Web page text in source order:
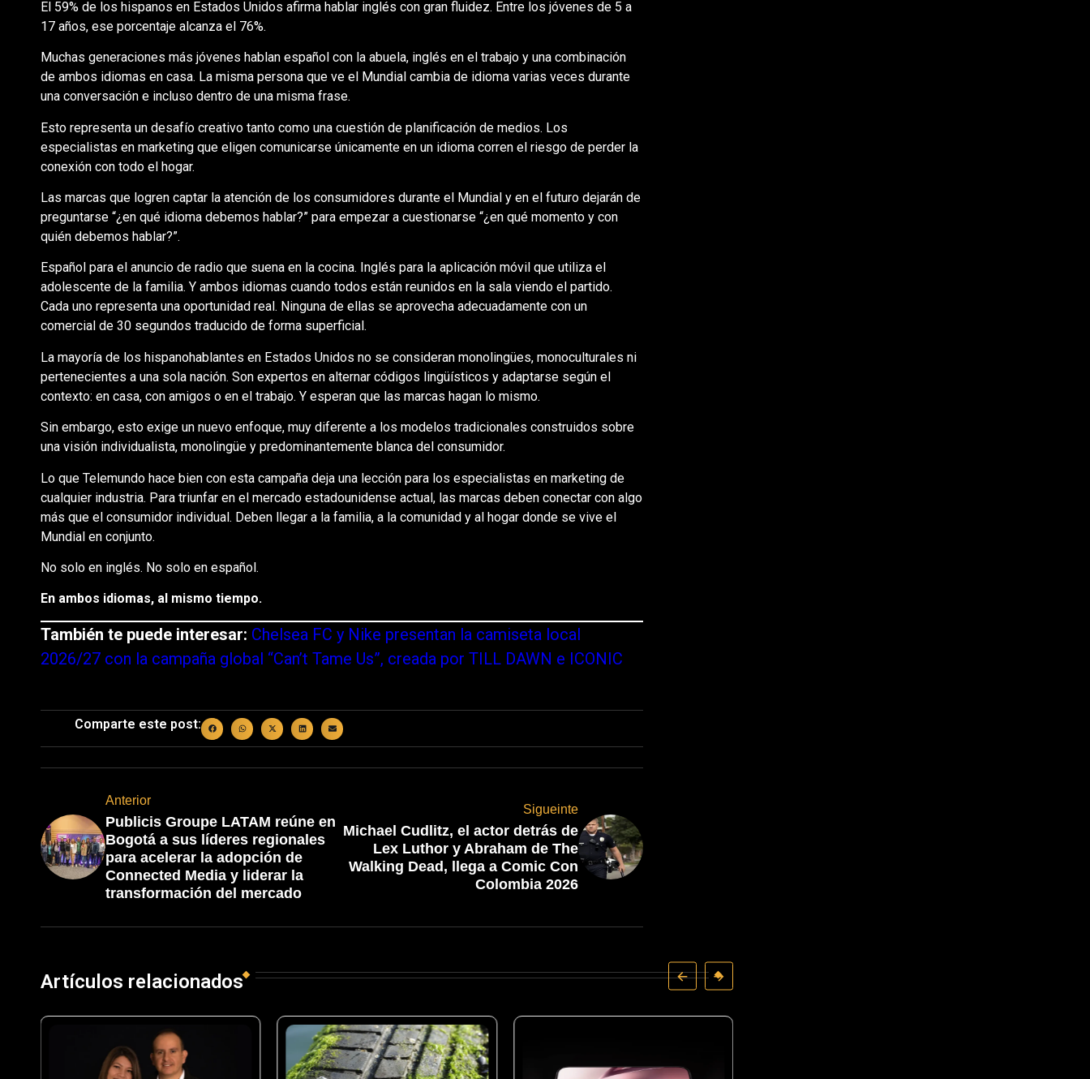
El 59% de los hispanos en Estados Unidos afirma hablar inglés con gran fluidez. Entre los jóvenes de 5 a
17 años, ese porcentaje alcanza el 76%.
Muchas generaciones más jóvenes hablan español con la abuela, inglés en el trabajo y una combinación
de ambos idiomas en casa. La misma persona que ve el Mundial cambia de idioma varias veces durante
una conversación e incluso dentro de una misma frase.
Esto representa un desafío creativo tanto como una cuestión de planificación de medios. Los
especialistas en marketing que eligen comunicarse únicamente en un idioma corren el riesgo de perder la
conexión con todo el hogar.
Las marcas que logren captar la atención de los consumidores durante el Mundial y en el futuro dejarán de
preguntarse “¿en qué idioma debemos hablar?” para empezar a cuestionarse “¿en qué momento y con
quién debemos hablar?”.
Español para el anuncio de radio que suena en la cocina. Inglés para la aplicación móvil que utiliza el
adolescente de la familia. Y ambos idiomas cuando todos están reunidos en la sala viendo el partido.
Cada uno representa una oportunidad real. Ninguna de ellas se aprovecha adecuadamente con un
comercial de 30 segundos traducido de forma superficial.
La mayoría de los hispanohablantes en Estados Unidos no se consideran monolingües, monoculturales ni
pertenecientes a una sola nación. Son expertos en alternar códigos lingüísticos y adaptarse según el
contexto: en casa, con amigos o en el trabajo. Y esperan que las marcas hagan lo mismo.
Sin embargo, esto exige un nuevo enfoque, muy diferente a los modelos tradicionales construidos sobre
una visión individualista, monolingüe y predominantemente blanca del consumidor.
Lo que Telemundo hace bien con esta campaña deja una lección para los especialistas en marketing de
cualquier industria. Para triunfar en el mercado estadounidense actual, las marcas deben conectar con algo
más que el consumidor individual. Deben llegar a la familia, a la comunidad y al hogar donde se vive el
Mundial en conjunto.
No solo en inglés. No solo en español.
En ambos idiomas, al mismo tiempo.
También te puede interesar: Chelsea FC y Nike presentan la camiseta local
2026/27 con la campaña global “Can’t Tame Us”, creada por TILL DAWN e ICONIC
Comparte este post:
Anterior
Publicis Groupe LATAM reúne en
Bogotá a sus líderes regionales
para acelerar la adopción de
Connected Media y liderar la
transformación del mercado
Sigueinte
Michael Cudlitz, el actor detrás de
Lex Luthor y Abraham de The
Walking Dead, llega a Comic Con
Colombia 2026
Artículos relacionados